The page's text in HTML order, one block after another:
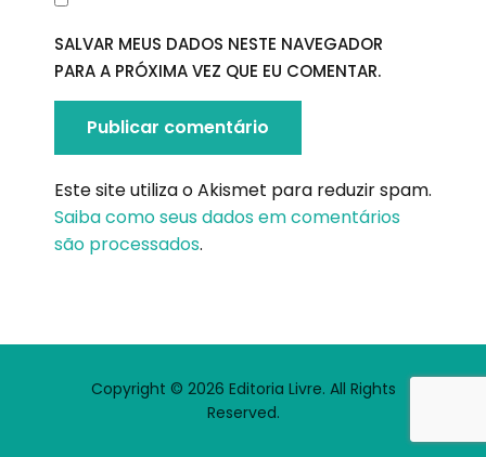
SALVAR MEUS DADOS NESTE NAVEGADOR
PARA A PRÓXIMA VEZ QUE EU COMENTAR.
Este site utiliza o Akismet para reduzir spam.
Saiba como seus dados em comentários
são processados.
Copyright © 2026 Editoria Livre. All Rights
Reserved.